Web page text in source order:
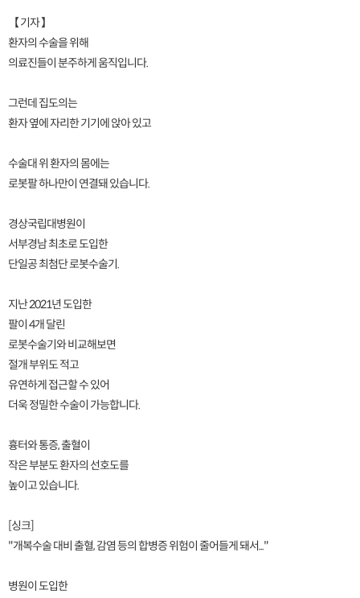
【 기자 】
환자의 수술을 위해
의료진들이 분주하게 움직입니다.
그런데 집도의는
환자 옆에 자리한 기기에 앉아 있고
수술대 위 환자의 몸에는
로봇팔 하나만이 연결돼 있습니다.
경상국립대병원이
서부경남 최초로 도입한
단일공 최첨단 로봇수술기.
지난 2021년 도입한
팔이 4개 달린
로봇수술기와 비교해보면
절개 부위도 적고
유연하게 접근할 수 있어
더욱 정밀한 수술이 가능합니다.
흉터와 통증, 출혈이
작은 부분도 환자의 선호도를
높이고 있습니다.
[싱크]
"개복수술 대비 출혈, 감염 등의 합병증 위험이 줄어들게 돼서..."
병원이 도입한